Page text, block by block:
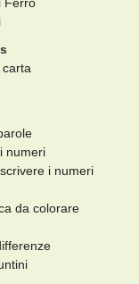
Ferro
carta
numeri
i numeri
da colorare